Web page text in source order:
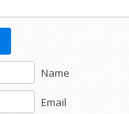
Name
Email